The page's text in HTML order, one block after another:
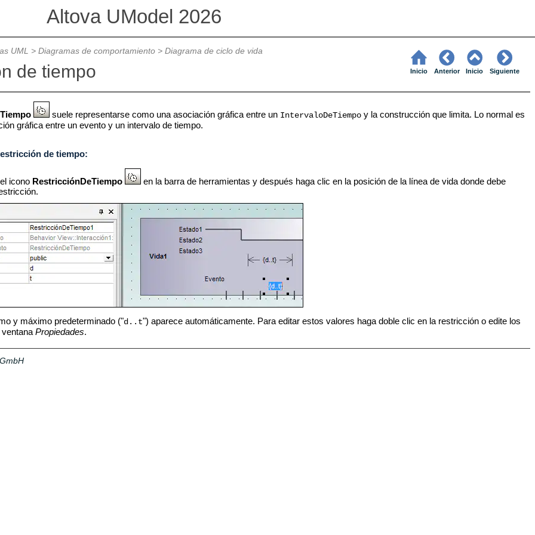
Altova UModel 2026
UML > Diagramas de comportamiento> Diagrama de ciclo de vida
de tiempo Inicio Anterior Inicio Siguiente
suele representarse como una asociación gráfica entre un IntervaloDeTiempoy la construcción que limita. Lo normal es
gráfica entre un evento y un intervalo de tiempo.
de tiempo:
icono RestricciónDeTiempo
en la barra de herramientas y después haga clic en la posición de la línea de vida donde debe
y máximo predeterminado ("d..t") aparece automáticamente. Para editar estos valores haga doble clic en la restricción o edite los
Propiedades.